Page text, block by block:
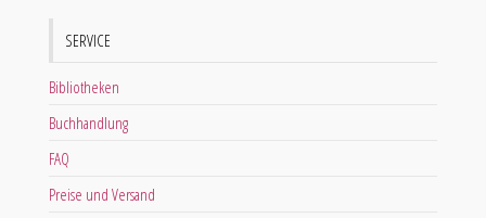
SERVICE
Bibliotheken
Buchhandlung
FAQ
Preise und Versand